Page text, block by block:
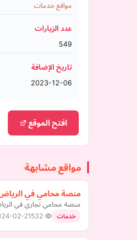
مواقع خدمات
عدد الزيارات
549
تاريخ الإضافة
2023-12-06
افتح الموقع
مواقع مشابهة
منصة محامي في
منصة محامي تجاري في
خدمات 02-21